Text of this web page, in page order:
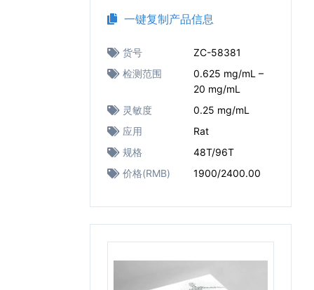
一键复制产品信息
货号
ZC-58381
检测范围
0.625 mg/mL –
20 mg/mL
灵敏度
0.25 mg/mL
应用
Rat
规格
48T/96T
价格(RMB)
1900/2400.00